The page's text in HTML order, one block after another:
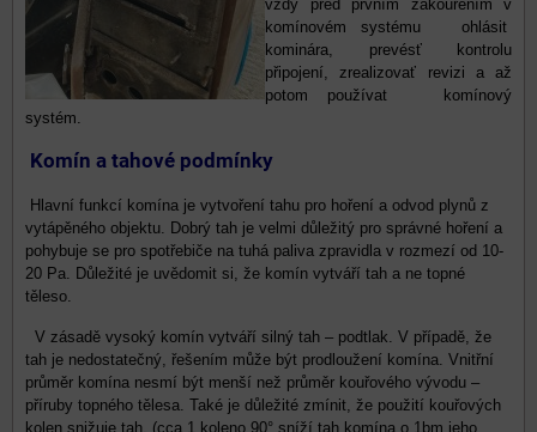
vždy před prvním zakouřením v
komínovém systému ohlásit
kominára, prevésť kontrolu
připojení, zrealizovať revizi a až
potom používat komínový
systém.
Komín a tahové podmínky
Hlavní funkcí komína je vytvoření tahu pro hoření a odvod plynů z
vytápěného objektu. Dobrý tah je velmi důležitý pro správné hoření a
pohybuje se pro spotřebiče na tuhá paliva zpravidla v rozmezí od 10-
20 Pa. Důležité je uvědomit si, že komín vytváří tah a ne topné
těleso.
V zásadě vysoký komín vytváří silný tah – podtlak. V případě, že
tah je nedostatečný, řešením může být prodloužení komína. Vnitřní
průměr komína nesmí být menší než průměr kouřového vývodu –
příruby topného tělesa. Také je důležité zmínit, že použití kouřových
kolen snižuje tah. (cca 1 koleno 90° sníží tah komína o 1bm jeho